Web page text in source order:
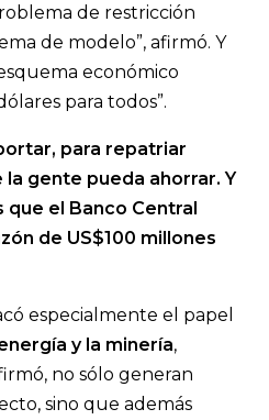
de restricción
de modelo”, afirmó. Y
económico
para todos”.
para repatriar
gente pueda ahorrar. Y
el Banco Central
de US$100 millones
especialmente el papel
y la minería,
no sólo generan
sino que además